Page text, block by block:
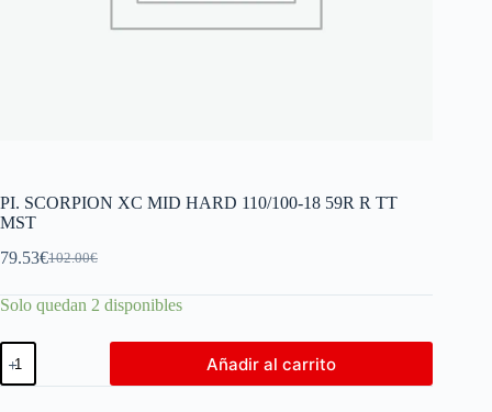
PI. SCORPION XC MID HARD 110/100-18 59R R TT
MST
102.00€
79.53€
Solo quedan 2 disponibles
Añadir al carrito